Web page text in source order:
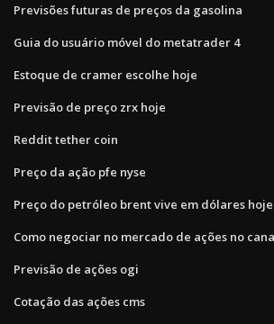
Previsões futuras de preços da gasolina
Guia do usuário móvel do metatrader 4
Estoque de cramer escolhe hoje
Previsão de preço zrx hoje
Reddit tether coin
Preço da ação pfe nyse
Preço do petróleo brent vive em dólares hoje
Como negociar no mercado de ações no
Previsão de ações ogi
Cotação das ações cms